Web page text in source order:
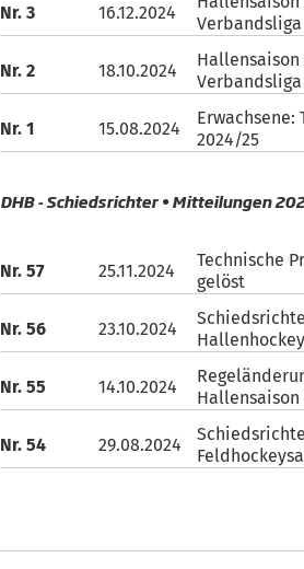
Nr. 3 16.12.2024
Verbandsliga
Nr. 2 18.10.2024
Hallensaison
Verbandsliga
Nr. 1 15.08.2024
2024/25
DHB - Schiedsrichter • Mitteilungen
Nr. 57 25.11.2024
Technische
gelöst
Nr. 56 23.10.2024
Nr. 55 14.10.2024
Hallensaison
Nr. 54 29.08.2024